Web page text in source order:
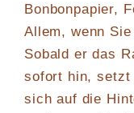
Bonbonpapier,
Allem, wenn
Sobald er das
sofort hin, setzt
sich auf die